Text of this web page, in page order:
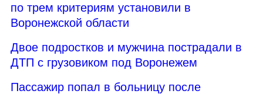
по трем критериям установили в
Воронежской области
Двое подростков и мужчина пострадали в
ДТП с грузовиком под Воронежем
Пассажир попал в больницу после